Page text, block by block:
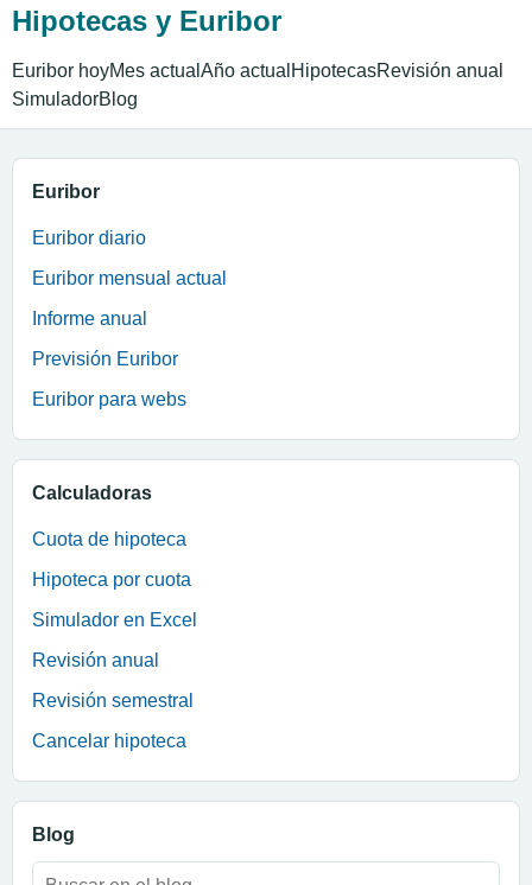
Hipotecas y Euribor
Euribor hoyMes actual Año actual HipotecasRevisión anual
SimuladorBlog
Euribor
Euribor diario
Euribor mensual actual
Informe anual
Previsión Euribor
Euribor para webs
Calculadoras
Cuota de hipoteca
Hipoteca por cuota
Simulador en Excel
Revisión anual
Revisión semestral
Cancelar hipoteca
Blog
Buscar: